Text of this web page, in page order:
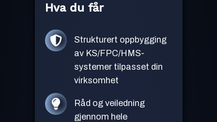
Hva du får
Strukturert oppbygging
av KS/FPC/HMS-
systemer tilpasset din
virksomhet
Råd og veiledning
gjennom hele